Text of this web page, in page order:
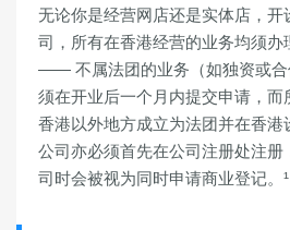
无论你是经营网店还是实体店，开
司，所有在香港经营的业务均须办
—— 不属法团的业务（如独资或合
须在开业后一个月内提交申请，而
香港以外地方成立为法团并在香港
公司亦必须首先在公司注册处注册
司时会被视为同时申请商业登记。¹